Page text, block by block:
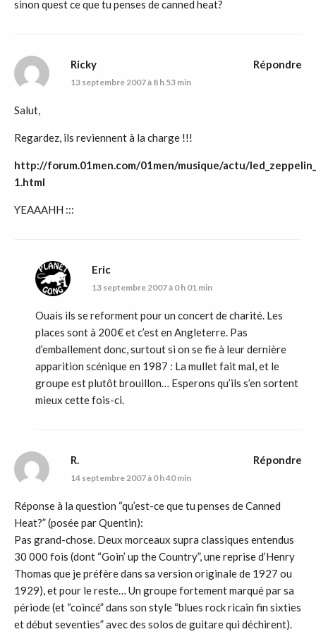
sinon quest ce que tu penses de canned heat?
Ricky
13 septembre 2007 à 8 h 53 min
Salut,
Regardez, ils reviennent à la charge !!!
http://forum.01men.com/01men/musique/actu/
1.html
YEAAAHH :::
Répondre
Eric
13 septembre 2007 à 0 h 01 min
Ouais ils se reforment pour un concert de charité. Les
places sont à 200€ et c’est en Angleterre. Pas
d’emballement donc, surtout si on se fie à leur dernière
apparition scénique en 1987 : La mullet fait mal, et le
groupe est plutôt brouillon… Esperons qu’ils s’en sortent
mieux cette fois-ci.
R.
14 septembre 2007 à 0 h 40 min
Réponse à la question “qu’est-ce que tu penses de Canned
Heat?” (posée par Quentin):
Pas grand-chose. Deux morceaux supra classiques entendus
30 000 fois (dont “Goin’ up the Country”, une reprise d’Henry
Thomas que je préfère dans sa version originale de 1927 ou
1929), et pour le reste… Un groupe fortement marqué par sa
période (et “coincé” dans son style “blues rock ricain fin sixties
et début seventies” avec des solos de guitare qui déchirent).
Répondre